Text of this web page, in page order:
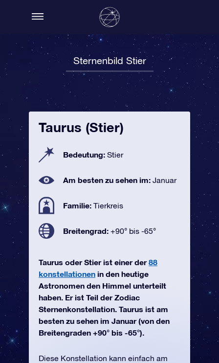
Sternenbild Stier
Taurus (Stier)
Bedeutung: Stier
Am besten zu sehen im: Januar
Familie: Tierkreis
Breitengrad: +90° bis -65°
Taurus oder Stier ist einer der88
konstellationen in den heutige
Astronomen den Himmel unterteilt
haben. Er ist Teil der Zodiac
Sternenkonstellation. Taurus ist am
besten zu sehen im Januar (von den
Breitengraden +90° bis -65°).
Diese Konstellation kann einfach am